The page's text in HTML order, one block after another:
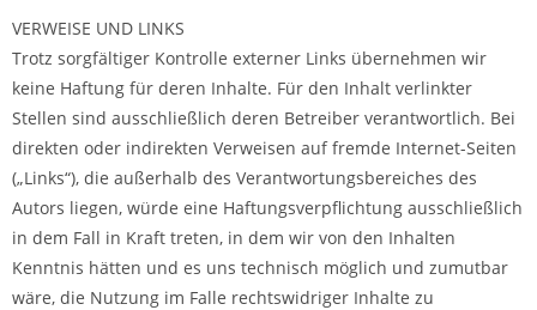
VERWEISE UND LINKS
Trotz sorgfältiger Kontrolle externer Links übernehmen wir
keine Haftung für deren Inhalte. Für den Inhalt verlinkter
Stellen sind ausschließlich deren Betreiber verantwortlich. Bei
direkten oder indirekten Verweisen auf fremde Internet-Seiten
(„Links“), die außerhalb des Verantwortungsbereiches des
Autors liegen, würde eine Haftungsverpflichtung ausschließlich
in dem Fall in Kraft treten, in dem wir von den Inhalten
Kenntnis hätten und es uns technisch möglich und zumutbar
wäre, die Nutzung im Falle rechtswidriger Inhalte zu